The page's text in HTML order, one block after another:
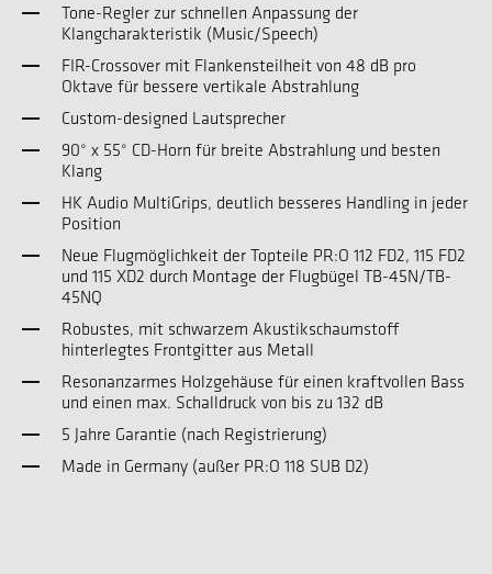
Tone-Regler zur schnellen Anpassung der
Klangcharakteristik (Music/Speech)
FIR-Crossover mit Flankensteilheit von 48 dB pro
Oktave für bessere vertikale Abstrahlung
Custom-designed Lautsprecher
90° x 55° CD-Horn für breite Abstrahlung und besten
Klang
HK Audio MultiGrips, deutlich besseres Handling in jeder
Position
Neue Flugmöglichkeit der Topteile PR:O 112 FD2, 115 FD2
und 115 XD2 durch Montage der Flugbügel TB-45N/TB-
45NQ
Robustes, mit schwarzem Akustikschaumstoff
hinterlegtes Frontgitter aus Metall
Resonanzarmes Holzgehäuse für einen kraftvollen Bass
und einen max. Schalldruck von bis zu 132 dB
5 Jahre Garantie (nach Registrierung)
Made in Germany (außer PR:O 118 SUB D2)